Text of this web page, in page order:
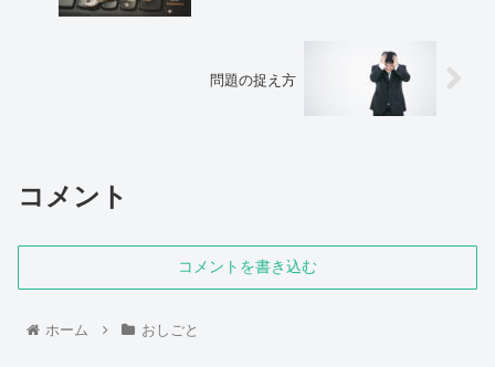
問題の捉え方
コメント
コメントを書き込む
ホーム おしごと